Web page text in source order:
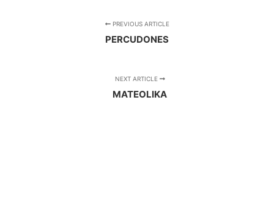
PREVIOUS ARTICLE
PERCUDONES
NEXT ARTICLE
MATEOLIKA